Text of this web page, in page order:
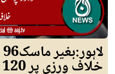
خلاف ورزی پر 120 مقدمات درج